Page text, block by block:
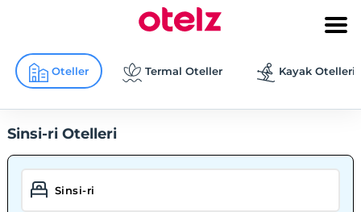
Oteller Termal Oteller Kayak Otelleri
Sinsi-ri Otelleri